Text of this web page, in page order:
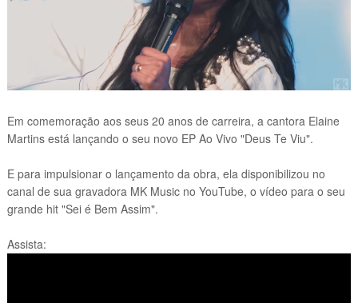
Em comemoração aos seus 20 anos de carreira, a cantora Elaine
Martins está lançando o seu novo EP Ao Vivo "Deus Te Viu".
E para impulsionar o lançamento da obra, ela disponibilizou no
canal de sua gravadora MK Music no YouTube, o vídeo para o seu
grande hit "Sei é Bem Assim".
Assista: